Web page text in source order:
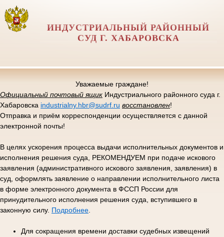
ИНДУСТРИАЛЬНЫЙ РАЙОННЫЙ
СУД Г. ХАБАРОВСКА
Уважаемые граждане!
Официальный почтовый ящик Индустриального районного суда г.
Хабаровска industrialny.hbr@sudrf.ru восстановлен!
Отправка и приём корреспонденции осуществляется с данной
электронной почты!
В целях ускорения процесса выдачи исполнительных документов и
исполнения решения суда, РЕКОМЕНДУЕМ при подаче искового
заявления (административного искового заявления, заявления) в
суд, оформлять заявление о направлении исполнительного листа
в форме электронного документа в ФССП России для
принудительного исполнения решения суда, вступившего в
законную силу. Подробнее
Для сокращения времени доставки судебных извещений